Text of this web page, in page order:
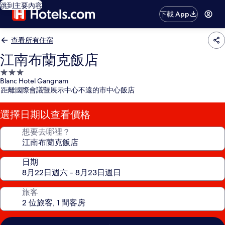
跳到主要內容
下載 App
查看所有住宿
江南布蘭克飯店
3.0
星
級
住
宿
Blanc Hotel Gangnam
距離國際會議暨展示中心不遠的市中心飯店
選擇日期以查看價格
想要去哪裡？
日期
旅客